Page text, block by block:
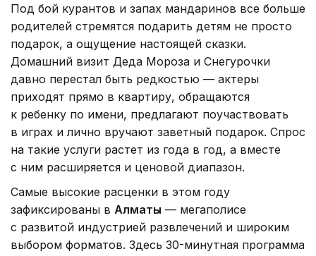
Под бой курантов и запах мандаринов все больше
родителей стремятся подарить детям не просто
подарок, а ощущение настоящей сказки.
Домашний визит Деда Мороза и Снегурочки
давно перестал быть редкостью — актеры
приходят прямо в квартиру, обращаются
к ребенку по имени, предлагают поучаствовать
в играх и лично вручают заветный подарок. Спрос
на такие услуги растет из года в год, а вместе
с ним расширяется и ценовой диапазон.
Самые высокие расценки в этом году
зафиксированы в Алматы — мегаполисе
с развитой индустрией развлечений и широким
выбором форматов. Здесь 30-минутная программа